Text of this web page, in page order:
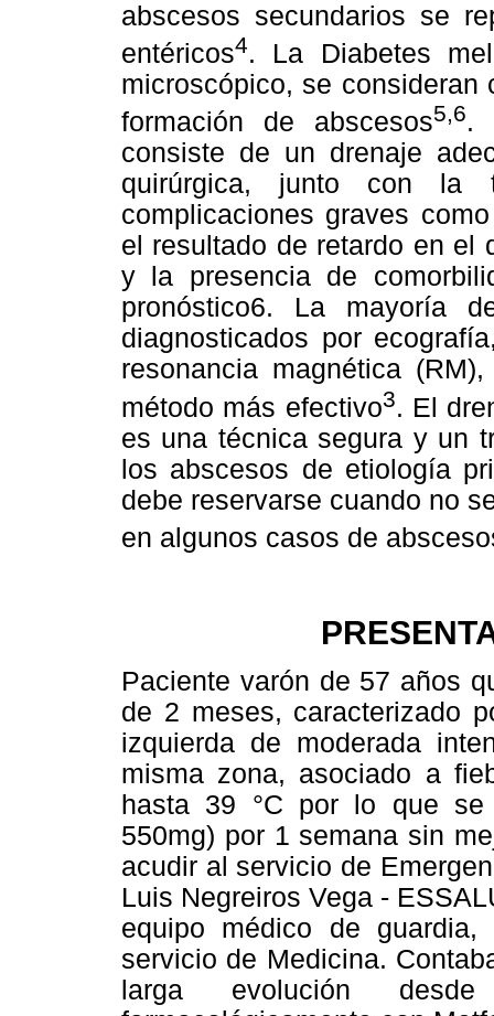
abscesos secundarios se
entéricos4. La Diabetes
microscópico, se consideran
formación de abscesos5,6.
consiste de un drenaje
quirúrgica, junto con la
complicaciones graves
el resultado de retardo en el
y la presencia de
pronóstico6. La mayoría
diagnosticados por
resonancia magnética
método más efectivo3. El
es una técnica segura y un
los abscesos de etiología
debe reservarse cuando no
en algunos casos de
Paciente varón de 57 años
de 2 meses, caracterizado
izquierda de moderada
misma zona, asociado a
hasta 39 °C por lo que se
550mg) por 1 semana sin
acudir al servicio de
Luis Negreiros Vega -
equipo médico de
servicio de Medicina.
larga evolución